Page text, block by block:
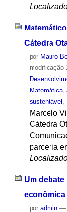
Cátedra
por Mauro
modificação
Matemática,
sustentável
Marcelo
Cátedra
parceria
Um debate
econômica
por admin —